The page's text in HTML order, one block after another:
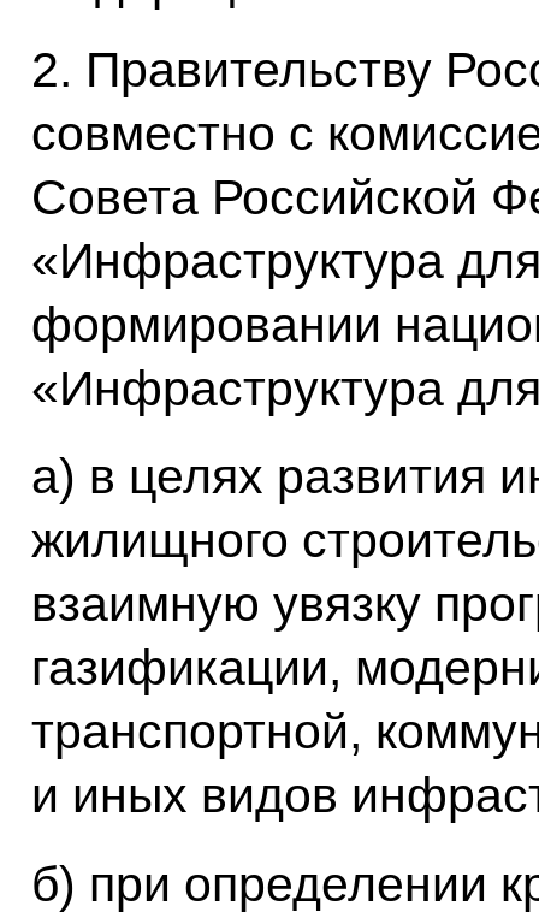
2. Правительству
совместно с
Совета Российской
«Инфраструктура
формировании
«Инфраструктура
а) в целях развития
жилищного
взаимную увязку
газификации,
транспортной,
и иных видов
б) при определении